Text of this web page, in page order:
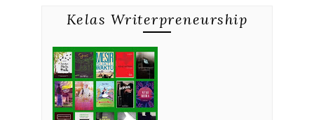
Kelas Writerpreneurship